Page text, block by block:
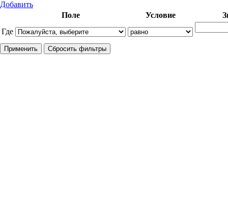
Добавить
Где
Поле Условие